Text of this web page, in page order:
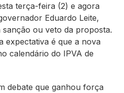
terça-feira (2) e agora
Eduardo Leite,
sanção ou veto da proposta.
expectativa é que a nova
calendário do IPVA de
debate que ganhou força